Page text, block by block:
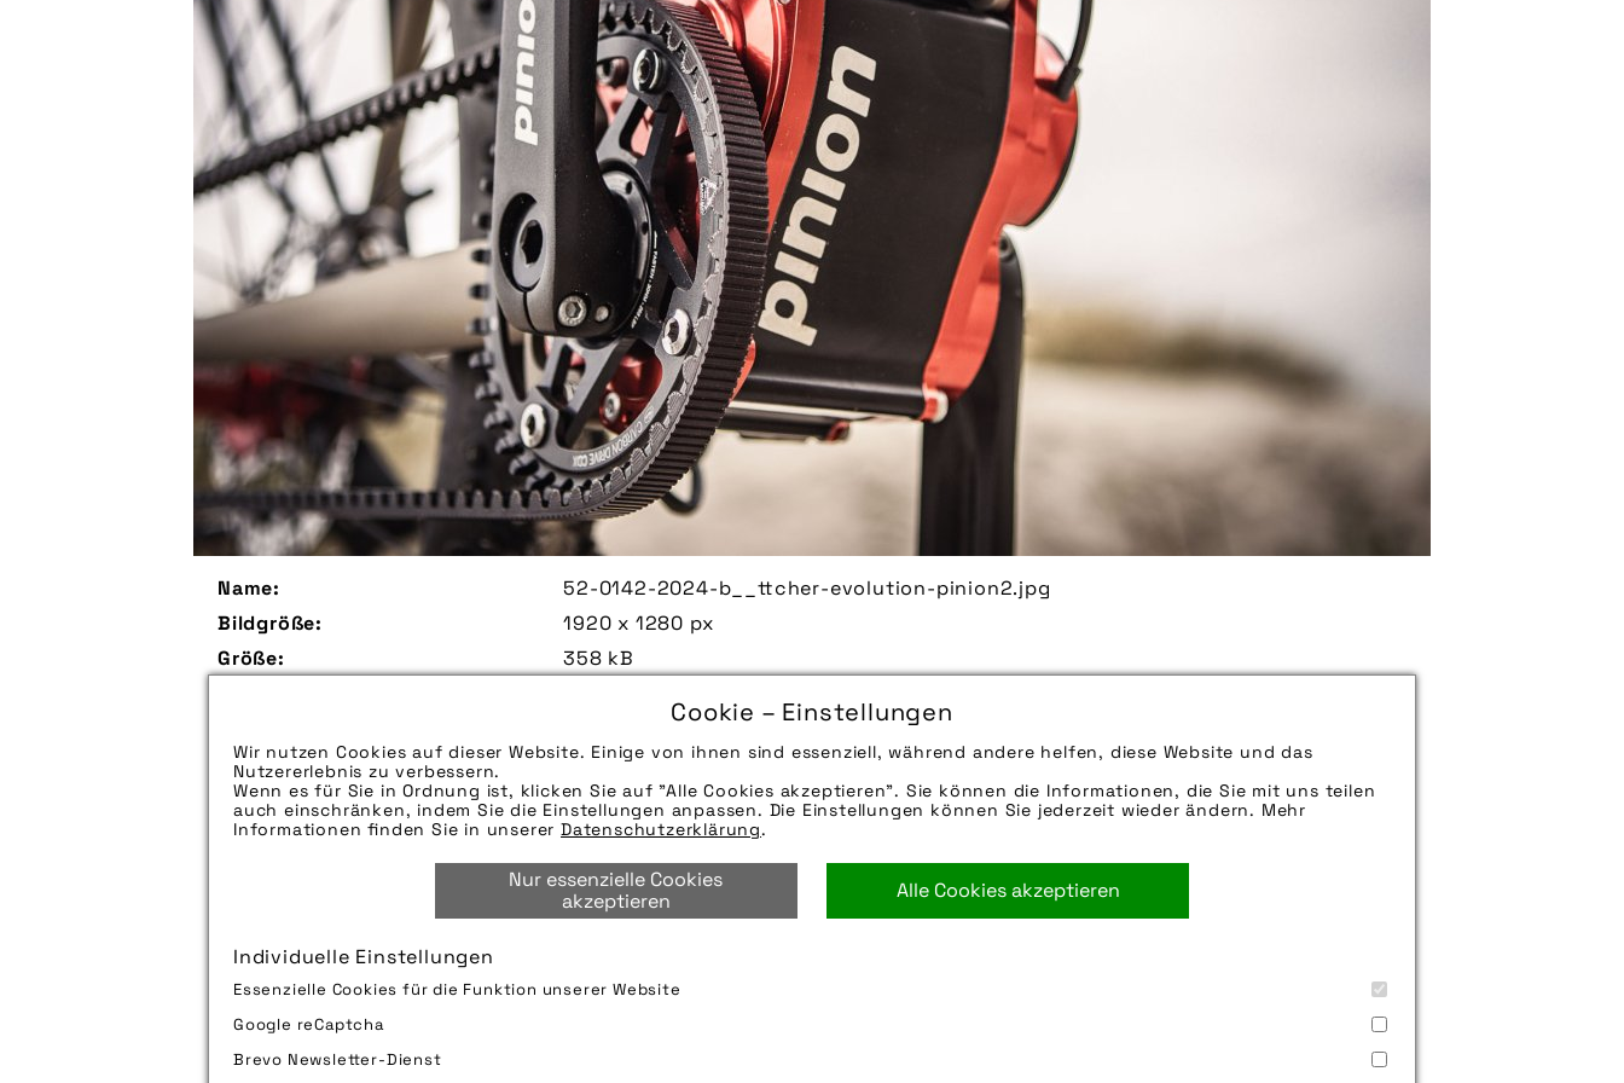
Cookie – Einstellungen
Wir nutzen Cookies auf dieser Website. Einige von ihnen sind essenziell, während andere helfen, diese Website und das
Nutzererlebnis zu verbessern.
Wenn es für Sie in Ordnung ist, klicken Sie auf "Alle Cookies akzeptieren". Sie können die Informationen, die Sie mit uns teilen
auch einschränken, indem Sie die Einstellungen anpassen. Die Einstellungen können Sie jederzeit wieder ändern. Mehr
Informationen finden Sie in unsererDatenschutzerklärung.
Nur essenzielle Cookies
akzeptieren
Alle Cookies akzeptieren
Individuelle Einstellungen
Essenzielle Cookies für die Funktion unserer Website
Google reCaptcha
Brevo Newsletter-Dienst
Name:
52-0142-2024-b__ttcher-evolution-pinion2.jpg
Bildgröße:
1920 x 1280 px
Größe:
358 kB
Die Bildunterschrift wird in Bälde eingefügt. Sie können uns aber gern auch per E-
Mail oder Telefon kontaktieren, wir helfen gerne weiter.
Zu verwendender Bildnachweis:
Quelle/Source [´www.pinion.eu| pd-f´]
Technik-Info:
Hinweise zur weiteren Recherche:
Hersteller: Pinion
getriebelager,getriebeschaltung,pinion,pinion gmbh,schaltung
Bild downloaden